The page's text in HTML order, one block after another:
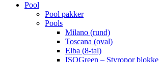
Pool
Pool pakker
Pools
Milano (rund)
Toscana (oval)
Elba (8-tal)
ISOGreen – Styropor blokke